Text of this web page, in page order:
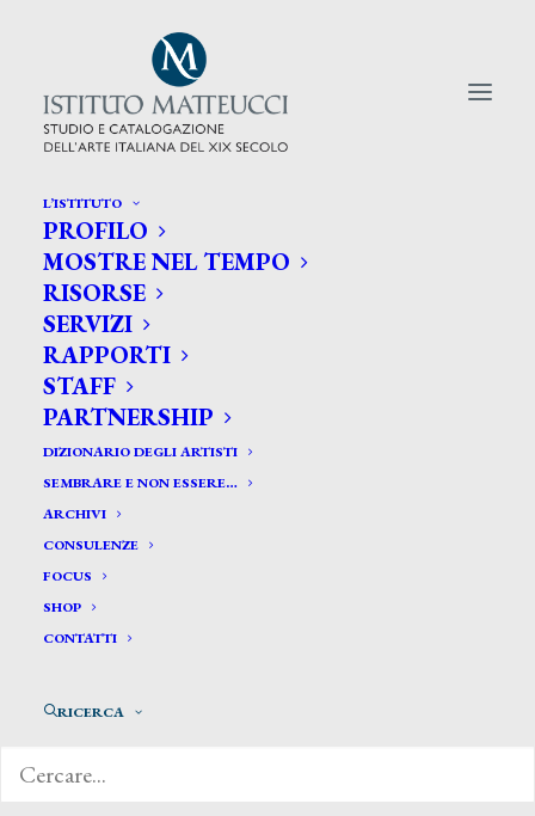
L’ISTITUTO
PROFILO
MOSTRE NEL TEMPO
RISORSE
SERVIZI
RAPPORTI
STAFF
PARTNERSHIP
DIZIONARIO DEGLI ARTISTI
SEMBRARE E NON ESSERE…
ARCHIVI
CONSULENZE
FOCUS
SHOP
CONTATTI
RICERCA
CERCA TRA GLI ARTISTI:
Search
for:
Toscani Odoardo